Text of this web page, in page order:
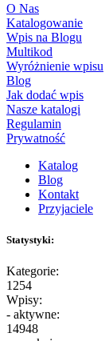
O Nas
Katalogowanie
Wpis na Blogu
Multikod
Wyróżnienie wpisu
Blog
Jak dodać wpis
Nasze katalogi
Regulamin
Prywatność
Katalog
Blog
Kontakt
Przyjaciele
Statystyki:
Kategorie:
1254
Wpisy:
- aktywne:
14948